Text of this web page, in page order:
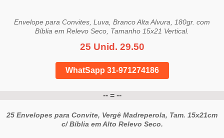
Envelope para Convites, Luva, Branco Alta Alvura, 180gr. com
Bíblia em Relevo Seco, Tamanho 15x21 Vertical.
25 Unid. 29.50
WhatSapp 31-971274186
-- = --
25 Envelopes para Convite, Vergê Madreperola, Tam. 15x21cm
c/ Bíblia em Alto Relevo Seco.